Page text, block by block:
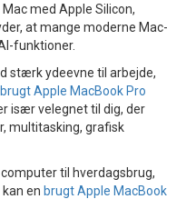
med Apple Silicon,
at mange moderne Mac-
funktioner.
stærk ydeevne til arbejde,
brugt Apple MacBook Pro
især velegnet til dig, der
multitasking, grafisk
til hverdagsbrug,
en brugt Apple MacBook